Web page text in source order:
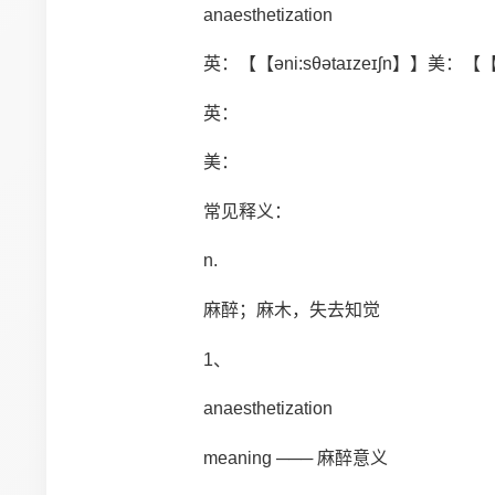
anaesthetization
英：【【əni:sθətaɪzeɪʃn】】美：【【
英：
美：
常见释义：
n.
麻醉；麻木，失去知觉
1、
anaesthetization
meaning ─── 麻醉意义